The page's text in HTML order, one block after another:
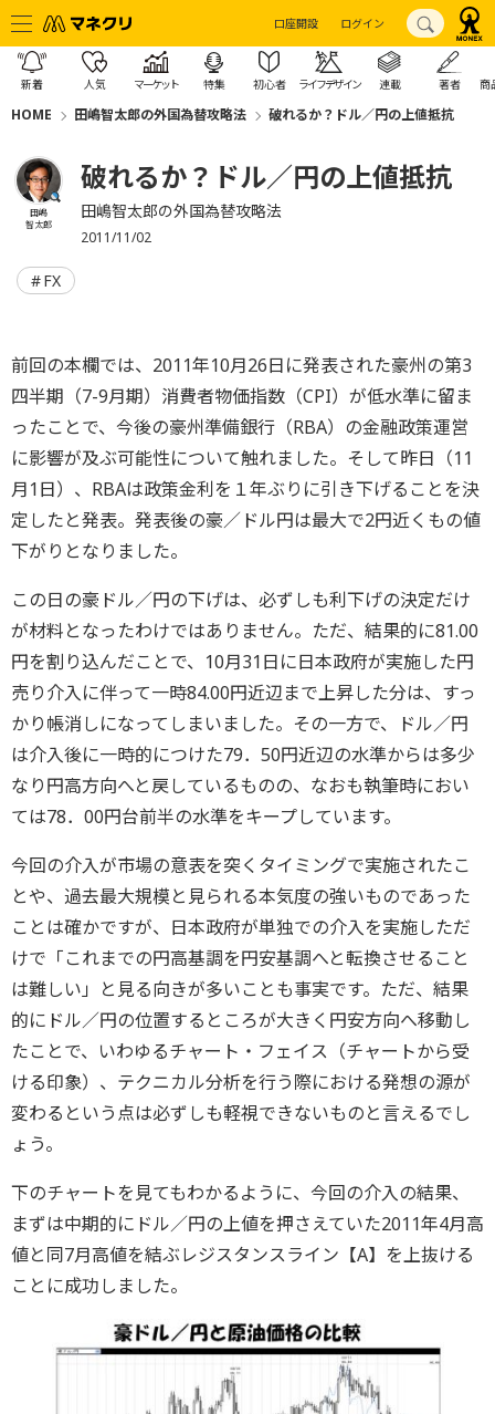
口座開設 ログイン
新着 人気 マーケット 特集 初心者 ライフデザイン 連載 著者 商
HOME 田嶋智太郎の外国為替攻略法 破れるか？ドル／円の上値抵抗
田嶋
智太郎
破れるか？ドル／円の上値抵抗
田嶋智太郎の外国為替攻略法
2011/11/02
FX
前回の本欄では、2011年10月26日に発表された豪州の第3
四半期（7-9月期）消費者物価指数（CPI）が低水準に留ま
ったことで、今後の豪州準備銀行（RBA）の金融政策運営
に影響が及ぶ可能性について触れました。そして昨日（11
月1日）、RBAは政策金利を１年ぶりに引き下げることを決
定したと発表。発表後の豪／ドル円は最大で2円近くもの値
下がりとなりました。
この日の豪ドル／円の下げは、必ずしも利下げの決定だけ
が材料となったわけではありません。ただ、結果的に81.00
円を割り込んだことで、10月31日に日本政府が実施した円
売り介入に伴って一時84.00円近辺まで上昇した分は、すっ
かり帳消しになってしまいました。その一方で、ドル／円
は介入後に一時的につけた79．50円近辺の水準からは多少
なり円高方向へと戻しているものの、なおも執筆時におい
ては78．00円台前半の水準をキープしています。
今回の介入が市場の意表を突くタイミングで実施されたこ
とや、過去最大規模と見られる本気度の強いものであった
ことは確かですが、日本政府が単独での介入を実施しただ
けで「これまでの円高基調を円安基調へと転換させること
は難しい」と見る向きが多いことも事実です。ただ、結果
的にドル／円の位置するところが大きく円安方向へ移動し
たことで、いわゆるチャート・フェイス（チャートから受
ける印象）、テクニカル分析を行う際における発想の源が
変わるという点は必ずしも軽視できないものと言えるでし
ょう。
下のチャートを見てもわかるように、今回の介入の結果、
まずは中期的にドル／円の上値を押さえていた2011年4月高
値と同7月高値を結ぶレジスタンスライン【A】を上抜ける
ことに成功しました。